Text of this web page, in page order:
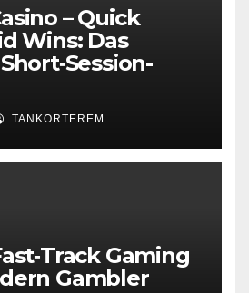
– Quick
Wins: Das
TANKORTEREM
Gaming
Gambler